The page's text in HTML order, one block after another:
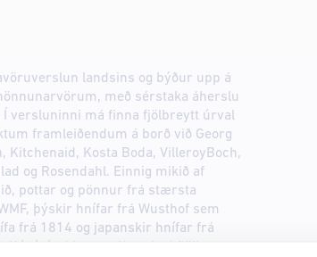
landsins og býður upp á
með sérstaka áherslu
Í versluninni má finna fjölbreytt úrval
framleiðendum á borð við Georg
Kitchenaid, Kosta Boda, VilleroyBoch,
og Rosendahl. Einnig mikið af
pottar og pönnur frá stærsta
þýskir hnífar frá Wusthof sem
frá 1814 og japanskir hnífar frá
Kúnígúnd leggur áherslu á fjölbreytt